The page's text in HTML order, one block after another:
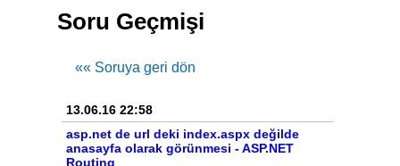
Soru Geçmişi
«« Soruya geri dön
13.06.16 22:58
asp.net de url deki index.aspx değilde
anasayfa olarak görünmesi - ASP.NET
Routing